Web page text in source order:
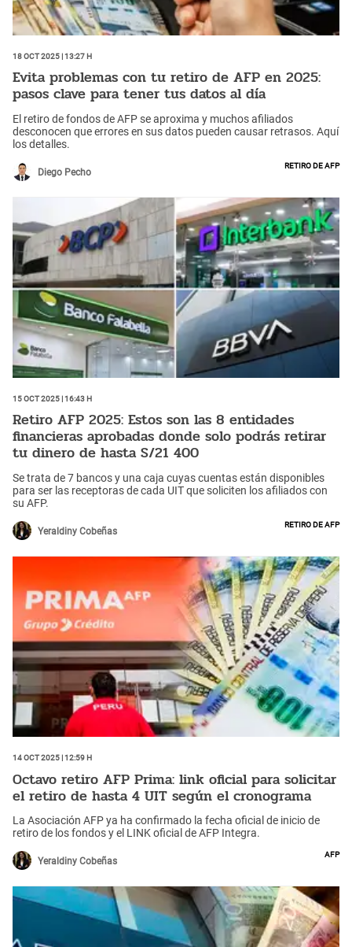
18 Oct 2025 | 13:27 h
Evita problemas con tu retiro de AFP en 2025:
pasos clave para tener tus datos al día
El retiro de fondos de AFP se aproxima y muchos afiliados
desconocen que errores en sus datos pueden causar retrasos. Aquí
los detalles.
Diego Pecho
Retiro de AFP
15 Oct 2025 | 16:43 h
Retiro AFP 2025: Estos son las 8 entidades
financieras aprobadas donde solo podrás retirar
tu dinero de hasta S/21 400
Se trata de 7 bancos y una caja cuyas cuentas están disponibles
para ser las receptoras de cada UIT que soliciten los afiliados con
su AFP.
Yeraldiny Cobeñas
Retiro de AFP
14 Oct 2025 | 12:59 h
Octavo retiro AFP Prima: link oficial para solicitar
el retiro de hasta 4 UIT según el cronograma
La Asociación AFP ya ha confirmado la fecha oficial de inicio de
retiro de los fondos y el LINK oficial de AFP Integra.
Yeraldiny Cobeñas
AFP